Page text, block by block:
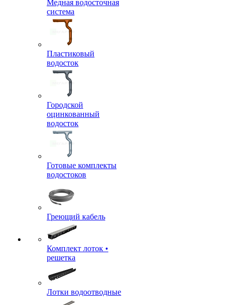
Медная водосточная
система
Пластиковый
водосток
Городской
оцинкованный
водосток
Готовые комплекты
водостоков
Греющий кабель
Комплект лоток •
решетка
Лотки водоотводные